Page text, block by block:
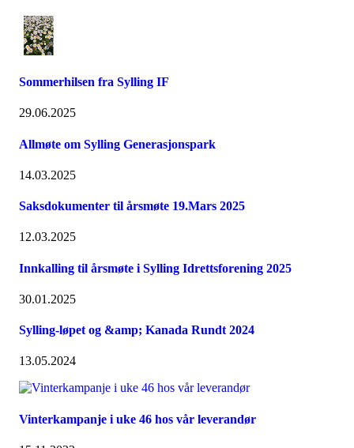
Sommerhilsen fra Sylling IF
29.06.2025
Allmøte om Sylling Generasjonspark
14.03.2025
Saksdokumenter til årsmøte 19.Mars 2025
12.03.2025
Innkalling til årsmøte i Sylling Idrettsforening 2025
30.01.2025
Sylling-løpet og &amp; Kanada Rundt 2024
13.05.2024
Vinterkampanje i uke 46 hos vår leverandør